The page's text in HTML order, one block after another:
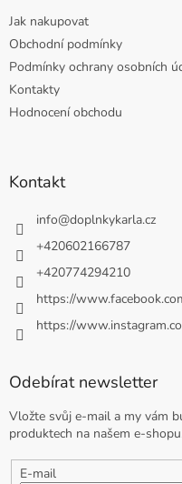
Jak nakupovat
Obchodní podmínky
Podmínky ochrany osobních
Kontakty
Hodnocení obchodu
Kontakt
info@doplnkykarla.cz
+420602166787
+420774294210
https://
https://
Odebírat newsletter
Vložte svůj e-mail a my vám
produktech na našem e-
E-mail